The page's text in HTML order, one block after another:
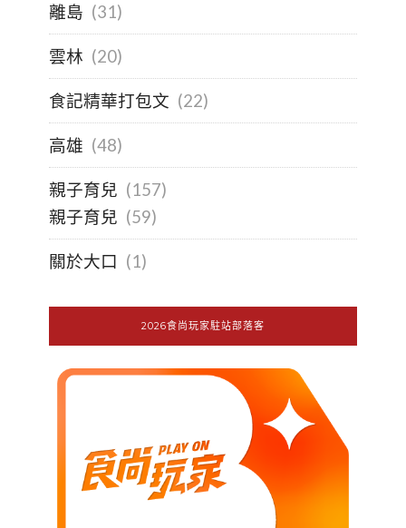
離島 (31)
雲林 (20)
食記精華打包文 (22)
高雄 (48)
親子育兒 (157)
親子育兒 (59)
關於大口 (1)
2026食尚玩家駐站部落客